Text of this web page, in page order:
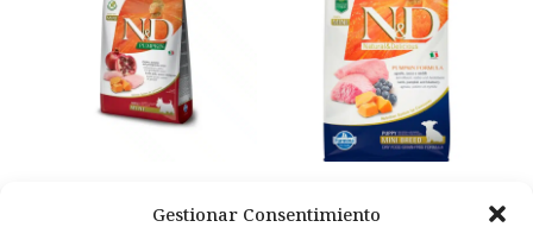
Gestionar Consentimiento
Pienso Farmina ND
Pienso Farmina ND